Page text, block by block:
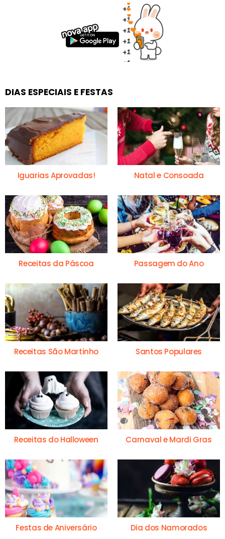
DIAS ESPECIAIS E FESTAS
Iguarias Aprovadas! Natal e Consoada
Receitas da Páscoa Passagem do Ano
Receitas São Martinho Santos Populares
Receitas do Halloween Carnaval e Mardi Gras
Festas de Aniversário Dia dos Namorados